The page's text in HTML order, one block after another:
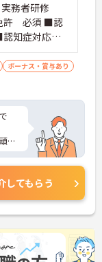
務者研修
許 必須 ■認
知症対応型
必須 ■経
ボーナス・賞与あり
張
可
に
さ
してもらう